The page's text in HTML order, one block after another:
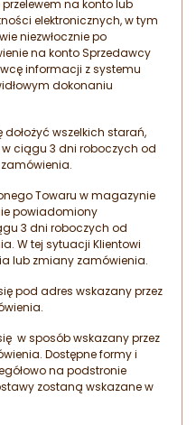
na konto lub
elektronicznych, w tym
niezwłocznie po
na konto Sprzedawcy
informacji z systemu
dokonaniu
wszelkich starań,
ciągu 3 dni roboczych od
Towaru w magazynie
powiadomiony
3 dni roboczych od
W tej sytuacji Klientowi
lub zmiany zamówienia.
pod adres wskazany przez
w sposób wskazany przez
Dostępne formy i
na podstronie
zostaną wskazane w